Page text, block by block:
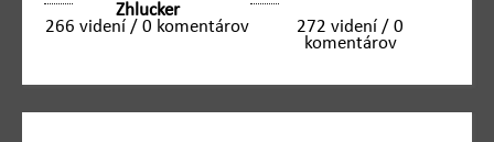
Zhlucker
266 videní / 0 komentárov
272 videní / 0
komentárov